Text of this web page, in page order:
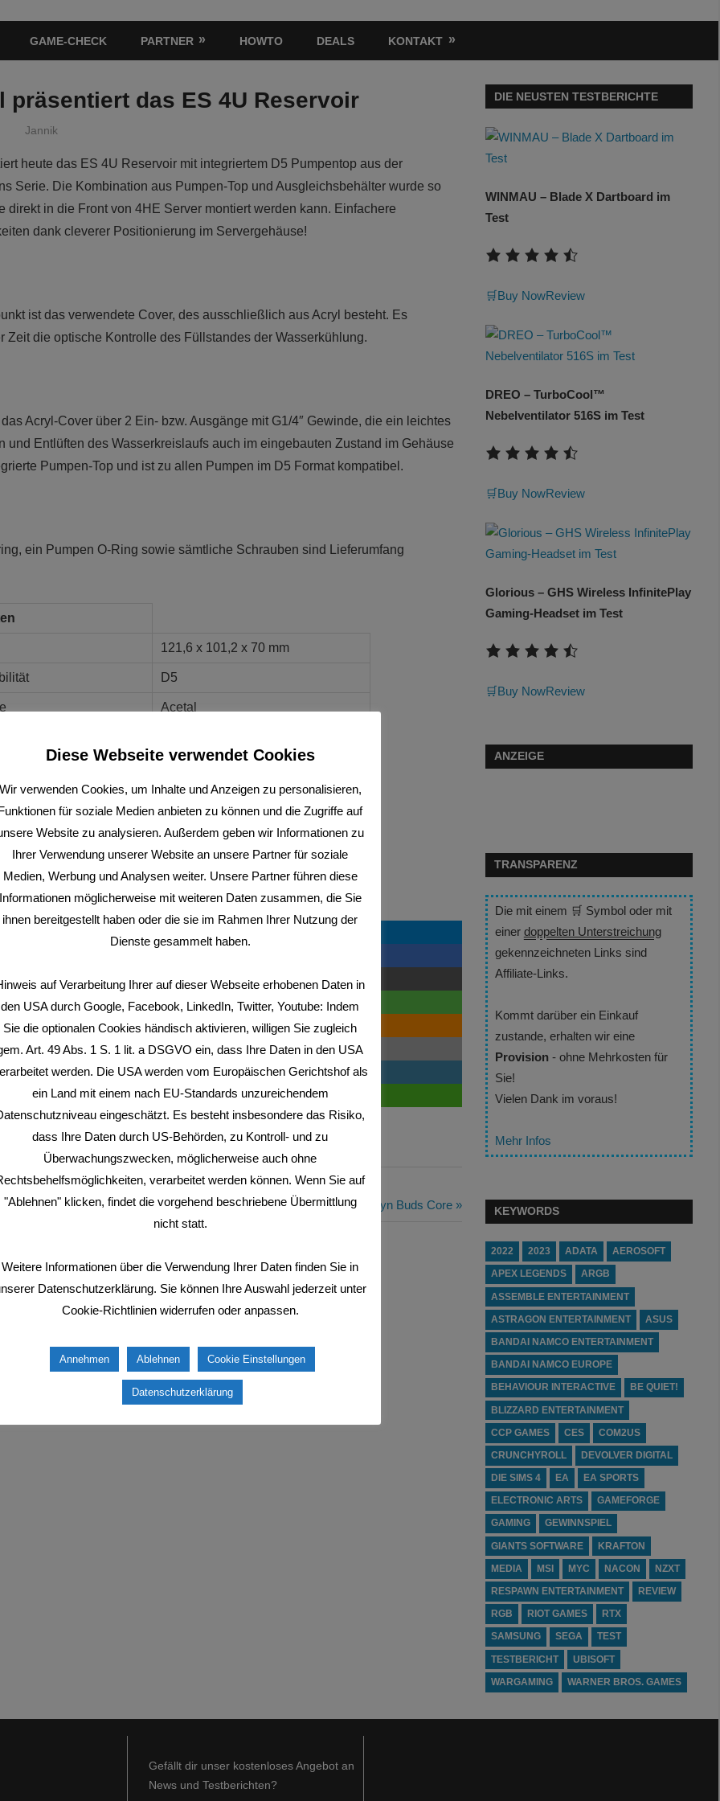
GAME-CHECK PARTNER HOWTO DEALS KONTAKT
präsentiert das ES 4U Reservoir
Jannik
heute das ES 4U Reservoir mit integriertem D5 Pumpentop aus der
Serie. Die Kombination aus Pumpen-Top und Ausgleichsbehälter wurde so
direkt in die Front von 4HE Server montiert werden kann. Einfachere
dank cleverer Positionierung im Servergehäuse!
ist das verwendete Cover, des ausschließlich aus Acryl besteht. Es
Zeit die optische Kontrolle des Füllstandes der Wasserkühlung.
Acryl-Cover über 2 Ein- bzw. Ausgänge mit G1/4″ Gewinde, die ein leichtes
und Entlüften des Wasserkreislaufs auch im eingebauten Zustand im Gehäuse
Pumpen-Top und ist zu allen Pumpen im D5 Format kompatibel.
ein Pumpen O-Ring sowie sämtliche Schrauben sind Lieferumfang
121,6 x 101,2 x 70 mm
D5
Acetal
60 °C
0,8 Bar
674 g
RESERVOIR
drei neue Gaming-Tische für ultimative Battle Stations
Nächster
Jetzt erhältlich: ROCCAT Syn Buds Core
DIE NEUSTEN TESTBERICHTE
WINMAU – Blade X Dartboard im
Test
🛒Buy NowReview
DREO – TurboCool™
Nebelventilator 516S im Test
🛒Buy NowReview
Glorious – GHS Wireless InfinitePlay
Gaming-Headset im Test
🛒Buy NowReview
ANZEIGE
TRANSPARENZ
Die mit einem 🛒 Symbol oder mit
einer doppelten Unterstreichung
gekennzeichneten Links sind
Affiliate-Links.
Kommt darüber ein Einkauf
zustande, erhalten wir eine
Provision- ohne Mehrkosten für
Sie!
Vielen Dank im voraus!
Mehr Infos
KEYWORDS
2022 2023 ADATA AEROSOFT
APEX LEGENDS ARGB
ASSEMBLE ENTERTAINMENT
ASTRAGON ENTERTAINMENT ASUS
BANDAI NAMCO ENTERTAINMENT
BANDAI NAMCO EUROPE
BEHAVIOUR INTERACTIVE BE QUIET!
BLIZZARD ENTERTAINMENT
CCP GAMES CES COM2US
CRUNCHYROLL DEVOLVER DIGITAL
DIE SIMS 4 EA EA SPORTS
ELECTRONIC ARTS GAMEFORGE
GAMING GEWINNSPIEL
GIANTS SOFTWARE KRAFTON
MEDIA MSI MYC NACON NZXT
RESPAWN ENTERTAINMENT REVIEW
RGB RIOT GAMES RTX
SAMSUNG SEGA TEST
TESTBERICHT UBISOFT
WARGAMING WARNER BROS. GAMES
Gefällt dir unser kostenloses Angebot an
News und Testberichten?
Diese Webseite verwendet Cookies
Wir verwenden Cookies, um Inhalte und Anzeigen zu personalisieren,
für soziale Medien anbieten zu können und die Zugriffe auf
Website zu analysieren. Außerdem geben wir Informationen zu
Ihrer Verwendung unserer Website an unsere Partner für soziale
Medien, Werbung und Analysen weiter. Unsere Partner führen diese
Informationen möglicherweise mit weiteren Daten zusammen, die Sie
ihnen bereitgestellt haben oder die sie im Rahmen Ihrer Nutzung der
Dienste gesammelt haben.
auf Verarbeitung Ihrer auf dieser Webseite erhobenen Daten in
den USA durch Google, Facebook, LinkedIn, Twitter, Youtube: Indem
Sie die optionalen Cookies händisch aktivieren, willigen Sie zugleich
Art. 49 Abs. 1 S. 1 lit. a DSGVO ein, dass Ihre Daten in den USA
werden. Die USA werden vom Europäischen Gerichtshof als
ein Land mit einem nach EU-Standards unzureichendem
eingeschätzt. Es besteht insbesondere das Risiko,
dass Ihre Daten durch US-Behörden, zu Kontroll- und zu
Überwachungszwecken, möglicherweise auch ohne
verarbeitet werden können. Wenn Sie auf
"Ablehnen" klicken, findet die vorgehend beschriebene Übermittlung
nicht statt.
Weitere Informationen über die Verwendung Ihrer Daten finden Sie in
Datenschutzerklärung. Sie können Ihre Auswahl jederzeit unter
Cookie-Richtlinien widerrufen oder anpassen.
Annehmen Ablehnen Cookie Einstellungen
Datenschutzerklärung